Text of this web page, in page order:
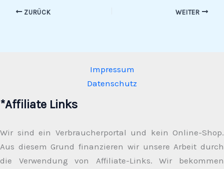
ZURÜCK WEITER
Impressum
Datenschutz
*Affiliate Links
Wir sind ein Verbraucherportal und kein Online-Shop.
Aus diesem Grund finanzieren wir unsere Arbeit durch
die Verwendung von Affiliate-Links. Wir bekommen